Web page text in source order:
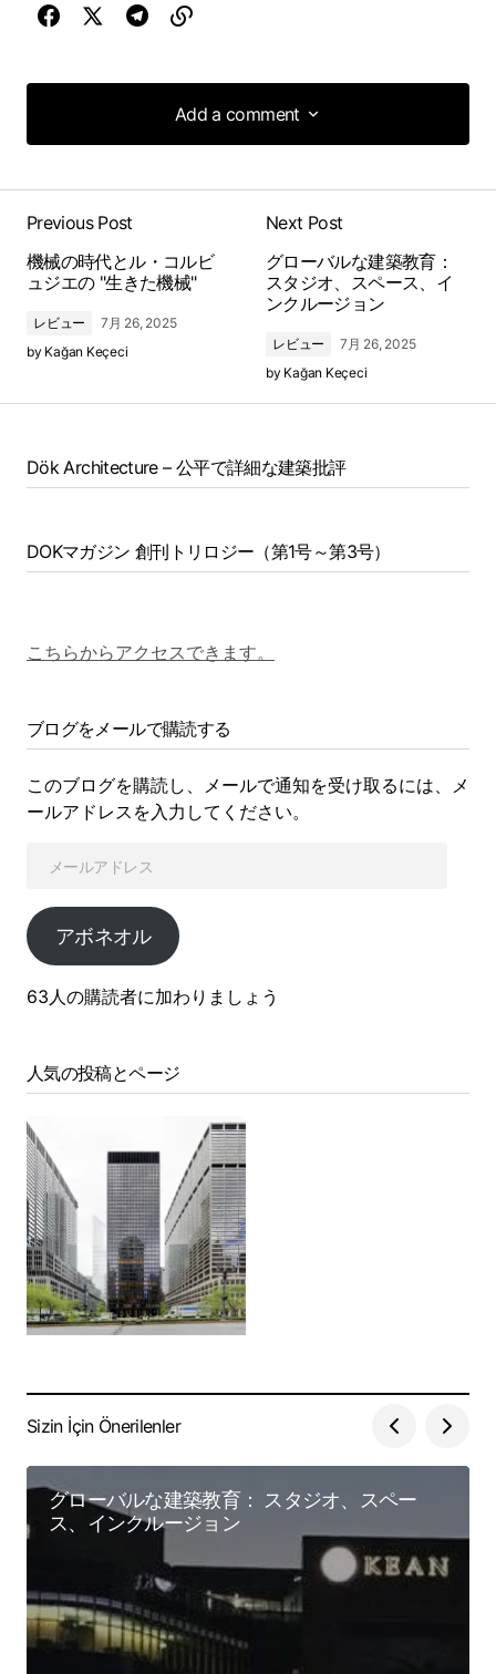
Add a comment
Add a comment
Previous Post
機械の時代とル・コルビ
ュジエの "生きた機械"
レビュー
7月 26, 2025
by Kağan Keçeci
Next Post
グローバルな建築教育：
スタジオ、スペース、イ
ンクルージョン
レビュー
7月 26, 2025
by Kağan Keçeci
Dök Architecture – 公平で詳細な建築批評
DOKマガジン 創刊トリロジー（第1号～第3号）
こちらからアクセスできます。
ブログをメールで購読する
このブログを購読し、メールで通知を受け取るには、メ
ールアドレスを入力してください。
アボネオル
63人の購読者に加わりましょう
人気の投稿とページ
Sizin İçin Önerilenler
グローバルな建築教育： スタジオ、スペー
ス、インクルージョン